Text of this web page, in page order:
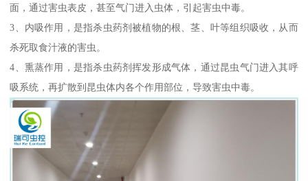
面，通过害虫表皮，甚至气门进入虫体，引起害虫中毒。
3、内吸作用，是指杀虫药剂被植物的根、茎、叶等组织吸收，从而
杀死取食汁液的害虫。
4、熏蒸作用，是指杀虫药剂挥发形成气体，通过昆虫气门进入其呼
吸系统，再扩散到昆虫体内各个作用部位，导致害虫中毒。